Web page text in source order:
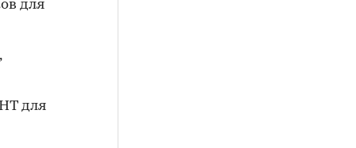
для
для